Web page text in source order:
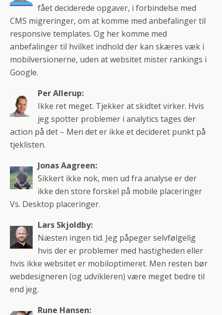
fået deciderede opgaver, i forbindelse med
CMS migreringer, om at komme med anbefalinger til
responsive templates. Og her komme med
anbefalinger til hvilket indhold der kan skæres væk i
mobilversionerne, uden at websitet mister rankings i
Google.
Per Allerup:
Ikke ret meget. Tjekker at skidtet virker. Hvis
jeg spotter problemer i analytics tages der
action på det – Men det er ikke et decideret punkt på
tjeklisten.
Jonas Aagreen:
Sikkert ikke nok, men ud fra analyse er der
ikke den store forskel på mobile placeringer
Vs. Desktop placeringer.
Lars Skjoldby:
Næsten ingen tid. Jeg påpeger selvfølgelig
hvis der er problemer med hastigheden eller
hvis ikke websitet er mobiloptimeret. Men resten bør
webdesigneren (og udvikleren) være meget bedre til
end jeg.
Rune Hansen: